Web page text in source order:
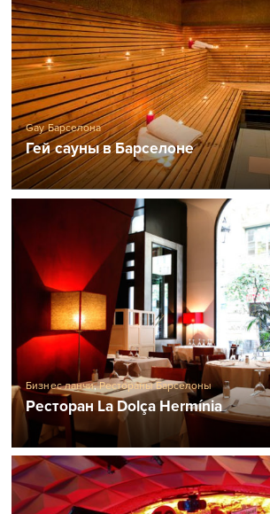
Gay Барселона
Гей сауны в Барселоне
Бизнес ланчи,Рестораны Барселоны
Ресторан La Dolça Hermínia